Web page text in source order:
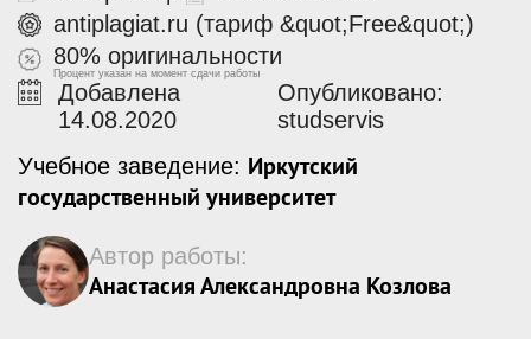
antiplagiat.ru (тариф &quot;Free&quot;)
80% оригинальности
Процент указан на момент сдачи работы
Добавлена
14.08.2020
Опубликовано:
studservis
Учебное заведение: Иркутский
государственный университет
Автор работы:
Анастасия Александровна Козлова